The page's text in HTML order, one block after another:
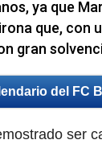
ya que
que, con
gran
del FC
ser